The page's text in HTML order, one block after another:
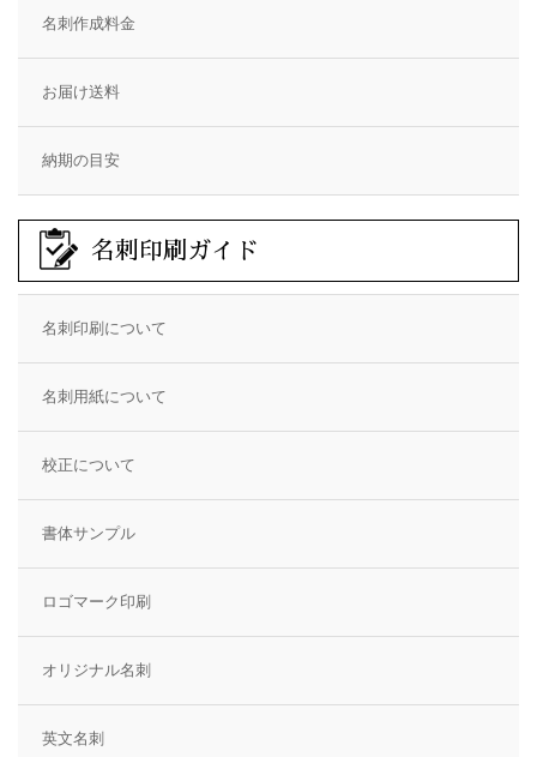
名刺作成料金
お届け送料
納期の目安
名刺印刷ガイド
名刺印刷について
名刺用紙について
校正について
書体サンプル
ロゴマーク印刷
オリジナル名刺
英文名刺